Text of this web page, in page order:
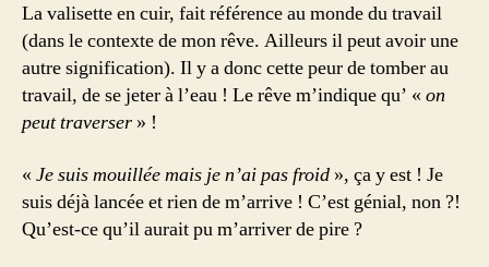
La valisette en cuir, fait référence au monde du travail
(dans le contexte de mon rêve. Ailleurs il peut avoir une
autre signification). Il y a donc cette peur de tomber au
travail, de se jeter à l’eau ! Le rêve m’indique qu’ « on
peut traverser » !
« Je suis mouillée mais je n’ai pas froid », ça y est ! Je
suis déjà lancée et rien de m’arrive ! C’est génial, non ?!
Qu’est-ce qu’il aurait pu m’arriver de pire ?